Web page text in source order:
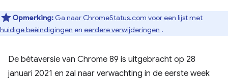
Opmerking: Ga naar ChromeStatus.com voor een lijst met
huidige beëindigingen en eerdere verwijderingen .
De bètaversie van Chrome 89 is uitgebracht op 28
januari 2021 en zal naar verwachting in de eerste week